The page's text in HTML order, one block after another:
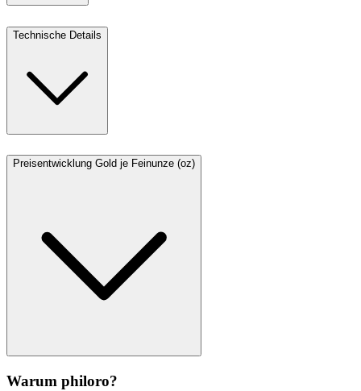
Technische Details
Preisentwicklung Gold je Feinunze (oz)
Warum philoro?